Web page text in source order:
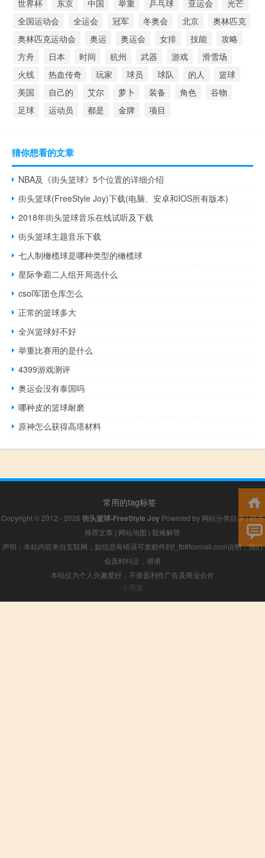
世界杯 东京 中国 举重 乒乓球 亚运会
光芒
全国运动会
全运会 冠军 冬奥会 北京
奥林匹克
奥林匹克运动会
奥运 奥运会 女排 技能
攻略
方舟
日本 时间 杭州 武器 游戏
滑雪场
火线
热血传奇 玩家 球员 球队 的人
篮球
美国
自己的 艾尔 萝卜 装备 角色
谷物
足球
运动员 都是 金牌 项目
猜你想看的文章
NBA及《街头篮球》5个位置的详细介绍
街头篮球(FreeStyle Joy)下载(电脑、安卓和IOS所有版本)
2018年街头篮球音乐在线试听及下载
街头篮球主题音乐下载
七人制橄榄球是哪种类型的橄榄球
星际争霸二人组开局选什么
csol军团仓库怎么
正常的篮球多大
全兴篮球好不好
举重比赛用的是什么
4399游戏测评
奥运会没有泰国吗
哪种皮的篮球耐磨
原神怎么获得高塔材料
常用的tag标签
Copyright © 2012 - 2026 街头篮球-FreeStyle Joy Powered by 网站分类目录|精选
推荐文章 | 网站地图 | 疑难解答
声明：本站内容来自互联网，如信息有错误可发邮件到f_fb#foxmail.com说明，我们
会及时纠正，谢谢
本站仅为个人兴趣爱好，不接盈利性广告及商业合作
小男孩